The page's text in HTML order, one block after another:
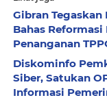
Gibran
Bahas
Penanganan
Diskominfo
Siber, Satukan
Informasi